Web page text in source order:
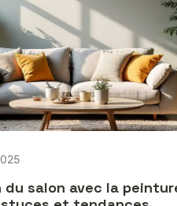
du salon avec la